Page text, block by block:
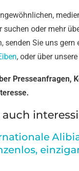
suchen oder mehr
senden Sie uns gern
, oder über unsere
Presseanfragen,
auch